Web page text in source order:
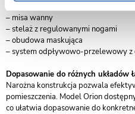
– misa wanny
– stelaż z regulowanymi nogami
– obudowa maskująca
– system odpływowo-przelewowy
Dopasowanie do różnych układów
Narożna konstrukcja pozwala
pomieszczenia. Model Orion
co ułatwia dopasowanie do